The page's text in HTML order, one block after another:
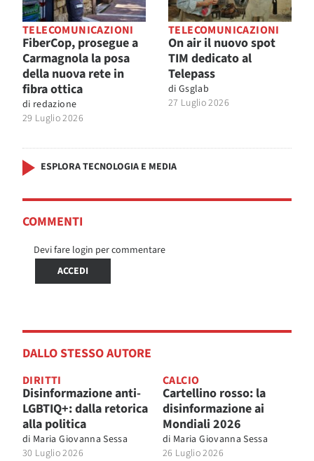
TELECOMUNICAZIONI
FiberCop, prosegue a
Carmagnola la posa
della nuova rete in
fibra ottica
di redazione
29 Luglio 2026
TELECOMUNICAZIONI
On air il nuovo spot
TIM dedicato al
Telepass
di Gsglab
27 Luglio 2026
ESPLORA TECNOLOGIA E MEDIA
COMMENTI
Devi fare login per commentare
ACCEDI
DALLO STESSO AUTORE
DIRITTI
Disinformazione anti-
LGBTIQ+: dalla retorica
alla politica
di Maria Giovanna Sessa
30 Luglio 2026
CALCIO
Cartellino rosso: la
disinformazione ai
Mondiali 2026
di Maria Giovanna Sessa
26 Luglio 2026